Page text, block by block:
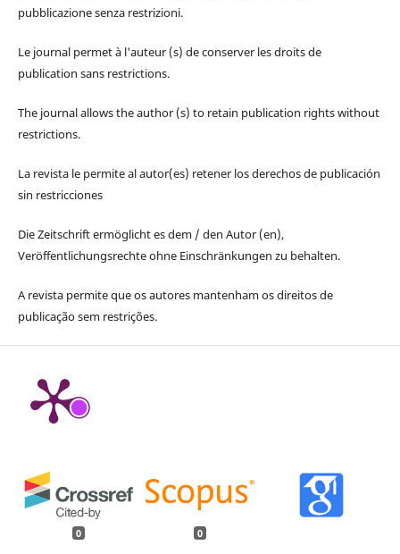
pubblicazione senza restrizioni.
Le journal permet à l'auteur (s) de conserver les droits de
publication sans restrictions.
The journal allows the author (s) to retain publication rights without
restrictions.
La revista le permite al autor(es) retener los derechos de publicación
sin restricciones
Die Zeitschrift ermöglicht es dem / den Autor (en),
Veröffentlichungsrechte ohne Einschränkungen zu behalten.
A revista permite que os autores mantenham os direitos de
publicação sem restrições.
0 0